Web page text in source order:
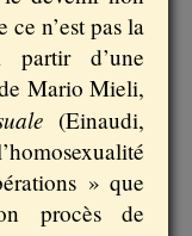
ce n’est pas la
partir d’une
Mario Mieli,
(Einaudi,
» que
procès de